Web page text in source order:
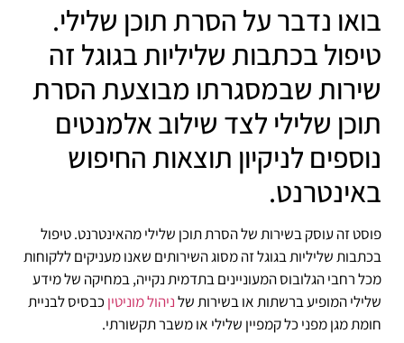
בואו נדבר על הסרת תוכן שלילי.
טיפול בכתבות שליליות בגוגל זה
שירות שבמסגרתו מבוצעת הסרת
תוכן שלילי לצד שילוב אלמנטים
נוספים לניקיון תוצאות החיפוש
באינטרנט.
פוסט זה עוסק בשירות של הסרת תוכן שלילי מהאינטרנט. טיפול
בכתבות שליליות בגוגל זה מסוג השירותים שאנו מעניקים ללקוחות
מכל רחבי הגלובוס המעוניינים בתדמית נקייה, במחיקה של מידע
שלילי המופיע ברשתות או בשירות שלניהול מוניטין כבסיס לבניית
חומת מגן מפני כל קמפיין שלילי או משבר תקשורתי.